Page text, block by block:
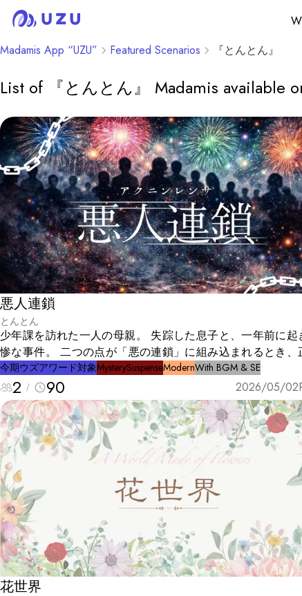
Madamis App “UZU” Featured Scenarios 『とんとん』
List of 『とんとん』 Madamis available
悪人連鎖
とんとん
少年課を訪れた一人の母親。 失踪した息子と、一年前に起
惨な事件。 二つの点が「悪の連鎖」に組み込まれるとき、
輪郭は音を立てて崩れ去る。
今期ウズアワード対象MysterySuspenseModernWith BGM & SE
2 90 2026/05/02
花世界